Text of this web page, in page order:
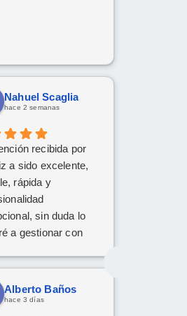
Nahuel Scaglia
hace 2 semanas
recibida por
a sido excelente,
rápida y
sin duda lo
a gestionar con
Alberto Baños
hace 3 días